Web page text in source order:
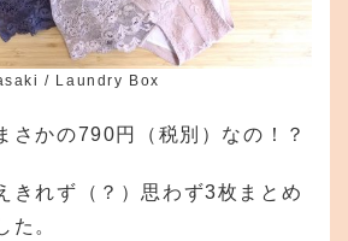
/ Laundry Box
かの790円（税別）なの！？
きれず（？）思わず3枚まとめ
た。